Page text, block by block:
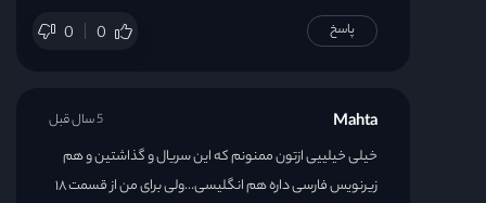
0 0 پاسخ
Mahta
خیلی خیلییی ازتون ممنونم که این سریال و گذاشتین و هم
زیرنویس فارسی داره هم انگلیسی…ولی برای من از قسمت ۱۸
5 سال قبل